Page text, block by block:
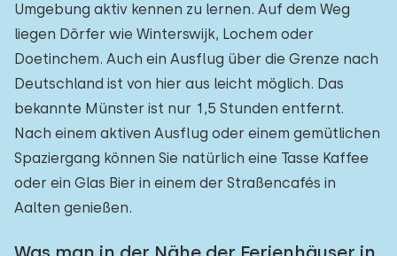
Umgebung aktiv kennen zu lernen. Auf dem Weg
liegen Dörfer wie Winterswijk, Lochem oder
Doetinchem. Auch ein Ausflug über die Grenze nach
Deutschland ist von hier aus leicht möglich. Das
bekannte Münster ist nur 1,5 Stunden entfernt.
Nach einem aktiven Ausflug oder einem gemütlichen
Spaziergang können Sie natürlich eine Tasse Kaffee
oder ein Glas Bier in einem der Straßencafés in
Aalten genießen.